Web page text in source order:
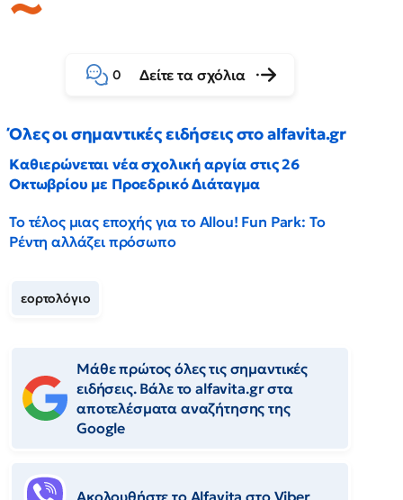
0 Δείτε τα σχόλια
Όλες οι σημαντικές ειδήσεις στο alfavita.gr
Καθιερώνεται νέα σχολική αργία στις 26
Οκτωβρίου με Προεδρικό Διάταγμα
Το τέλος μιας εποχής για το Allou! Fun Park: Το
Ρέντη αλλάζει πρόσωπο
εορτολόγιο
Μάθε πρώτος όλες τις σημαντικές
ειδήσεις. Βάλε το alfavita.gr στα
αποτελέσματα αναζήτησης της
Google
Ακολουθήστε το Αlfavita στο Viber